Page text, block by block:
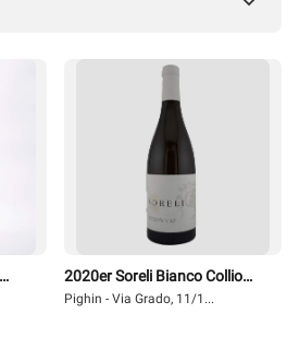
2020er Soreli Bianco Collio
0,75 l -Pighin
Pighin - Via Grado, 11/1...